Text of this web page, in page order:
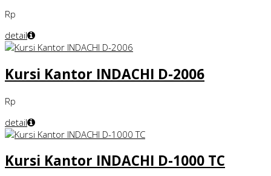
Rp
detail
Kursi Kantor INDACHI D-2006
Rp
detail
Kursi Kantor INDACHI D-1000 TC